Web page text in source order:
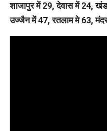
शाजापुर में 29, देवास में 24,
उज्जैन में 47, रतलाम मे 63,